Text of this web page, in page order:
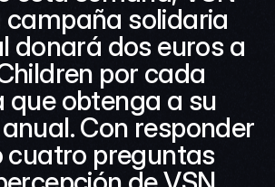
campaña solidaria
donará dos euros a
por cada
que obtenga a su
Con responder
cuatro preguntas